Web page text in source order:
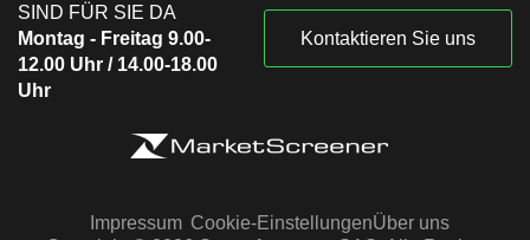
SIND FÜR SIE DA
Montag - Freitag 9.00-
12.00 Uhr / 14.00-18.00
Uhr
Kontaktieren Sie uns
Impressum Cookie-EinstellungenÜber uns